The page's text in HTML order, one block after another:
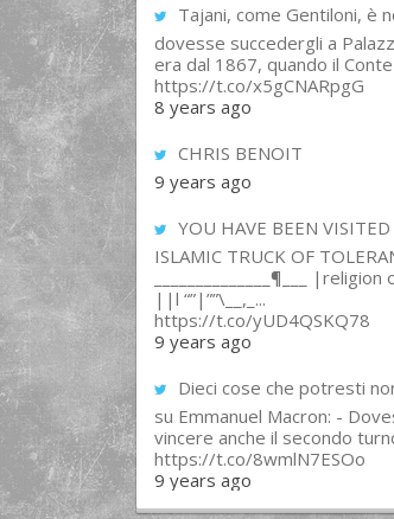
Tajani, come Gentiloni, è
dovesse succedergli a
era dal 1867, quando il Conte
https://t.co/x5gCNARpgG
8 years ago
CHRIS BENOIT
9 years ago
YOU HAVE BEEN
ISLAMIC TRUCK OF
______________¶___
||l “”|””\__,_...
https://t.co/yUD4QSKQ78
9 years ago
Dieci cose che potresti
su Emmanuel Macron: -
vincere anche il secondo
https://t.co/8wmlN7ESOo
9 years ago